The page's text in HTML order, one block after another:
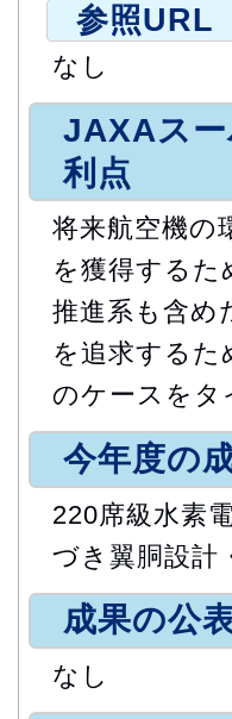
参照URL
なし
JAXAス
利点
将来航空機の
を獲得するた
推進系も含め
を追求するた
のケースをタ
今年度の
220席級水素
づき翼胴設計
成果の公
なし